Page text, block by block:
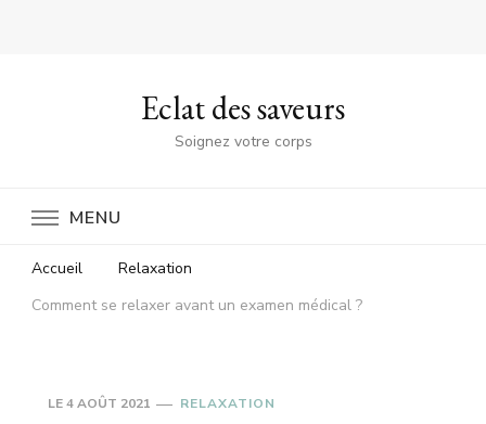
Eclat des saveurs
Soignez votre corps
MENU
Accueil
Relaxation
Comment se relaxer avant un examen médical ?
LE4 AOÛT 2021 RELAXATION